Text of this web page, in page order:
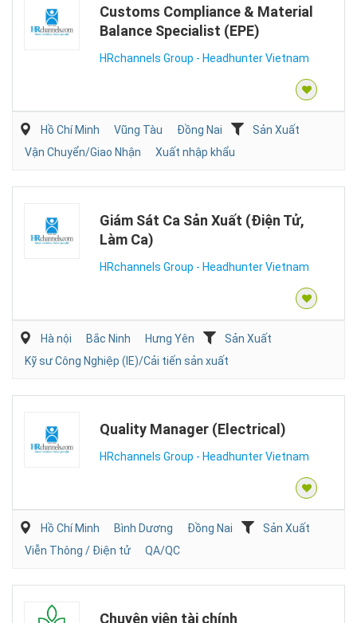
Customs Compliance & Material
Balance Specialist (EPE)
HRchannels Group - Headhunter Vietnam
Hồ Chí Minh Vũng Tàu Đồng Nai
Sản Xuất
Vận Chuyển/Giao Nhận
Xuất nhập khẩu
Giám Sát Ca Sản Xuất (Điện Tử,
Làm Ca)
HRchannels Group - Headhunter Vietnam
Hà nội Bắc Ninh Hưng Yên
Sản Xuất
Kỹ sư Công Nghiệp (IE)/Cải tiến sản xuất
Quality Manager (Electrical)
HRchannels Group - Headhunter Vietnam
Hồ Chí Minh Bình Dương Đồng Nai
Sản Xuất
Viễn Thông / Điện tử
QA/QC
Chuyên viên tài chính